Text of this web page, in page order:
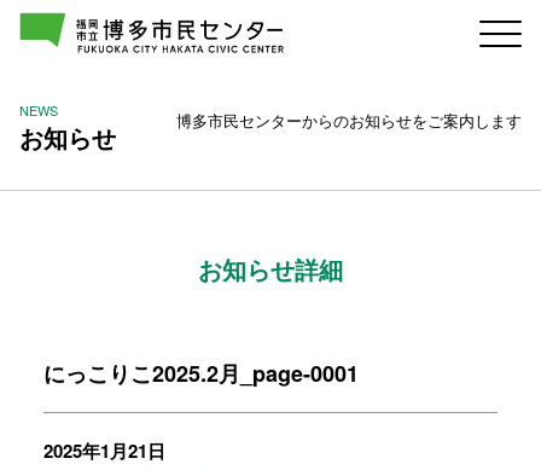
NEWS
お知らせ 博多市民センターからのお知らせをご案内します
お知らせ詳細
にっこりこ2025.2月_page-0001
2025年1月21日